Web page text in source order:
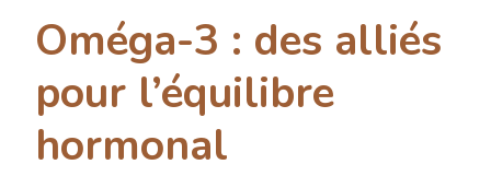
Oméga-3 : des alliés
pour l’équilibre
hormonal